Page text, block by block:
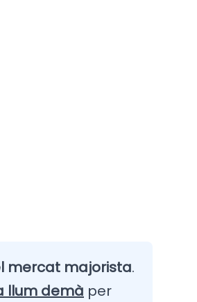
mercat majorista.
llum demà per